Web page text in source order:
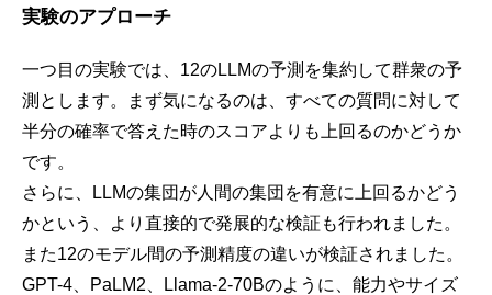
実験のアプローチ
一つ目の実験では、12のLLMの予測を集約して群衆の予
測とします。まず気になるのは、すべての質問に対して
半分の確率で答えた時のスコアよりも上回るのかどうか
です。
さらに、LLMの集団が人間の集団を有意に上回るかどう
かという、より直接的で発展的な検証も行われました。
また12のモデル間の予測精度の違いが検証されました。
GPT-4、PaLM2、Llama-2-70Bのように、能力やサイズ